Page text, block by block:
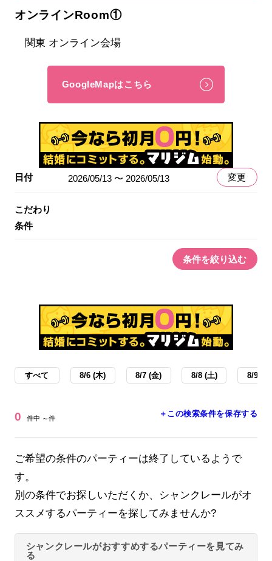
オンラインRoom①
関東 オンライン会場
GoogleMapはこちら
日付 2026/05/13 〜 2026/05/13 変更
こだわり
条件
条件を絞り込む
すべて 8/6 (木) 8/7 (金) 8/8 (土) 8/9 (日
0 件中 ～件 ＋この検索条件を保存する
ご希望の条件のパーティーは終了しているようで
す。
別の条件でお探しいただくか、シャンクレールがオ
ススメするパーティーを探してみませんか?
シャンクレールがおすすめするパーティーを見てみ
る